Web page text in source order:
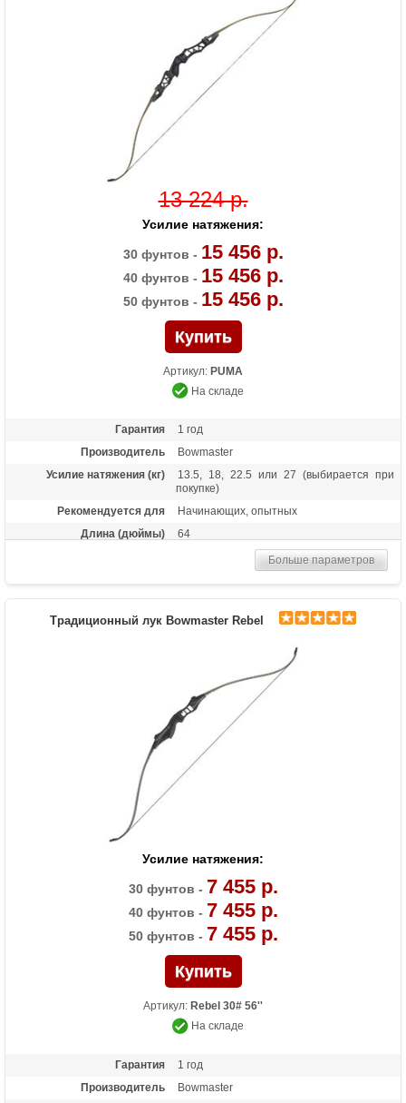
13 224 р.
Усилие натяжения:
30 фунтов - 15 456 р.
40 фунтов - 15 456 р.
50 фунтов - 15 456 р.
Артикул: PUMA
На складе
Гарантия
1 год
Производитель
Bowmaster
Усилие натяжения (кг)
13.5, 18, 22.5 или 27 (выбирается при
покупке)
Рекомендуется для
Начинающих, опытных
Длина (дюймы)
64
Лук, пластиковая полочка, тетива В50,
шестигранники
Материалы изделия
Рукоятка - алюминий, плечи - дерево с
Больше параметров
Традиционный лук Bowmaster Rebel
Усилие натяжения:
30 фунтов - 7 455 р.
40 фунтов - 7 455 р.
50 фунтов - 7 455 р.
Артикул: Rebel 30# 56''
На складе
Гарантия
1 год
Производитель
Bowmaster